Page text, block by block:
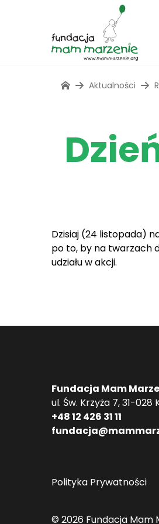
Aktualności
Dzisiaj (24 listopada)
po to, by na twarzach
udziału w akcji.
Fundacja Mam
ul. Św. Krzyża 7, 31-028
+48 12 426 31 11
Polityka Prywatności
© 2026 Fundacja Mam